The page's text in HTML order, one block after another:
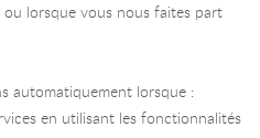
lorsque vous nous faites part
automatiquement lorsque :
en utilisant les fonctionnalités